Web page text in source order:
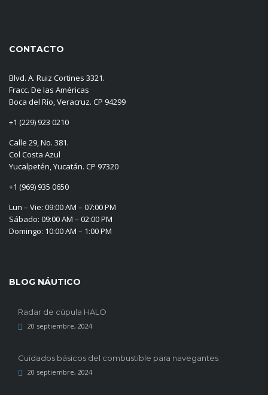
CONTACTO
Blvd. A. Ruiz Cortines 3321.
Fracc. De las Américas
Boca del Río, Veracruz. CP 94299
+1 (229) 923 0210
Calle 29, No. 381.
Col Costa Azul
Yucalpetén, Yucatán. CP 97320
+1 (969) 935 0650
Lun – Vie: 09:00 AM – 07:00 PM
Sábado: 09:00 AM – 02:00 PM
Domingo: 10:00 AM – 1:00 PM
BLOG NÁUTICO
Radar de cúpula HALO
20 septiembre, 2024
Cuidados básicos del combustible para navegantes
20 septiembre, 2024